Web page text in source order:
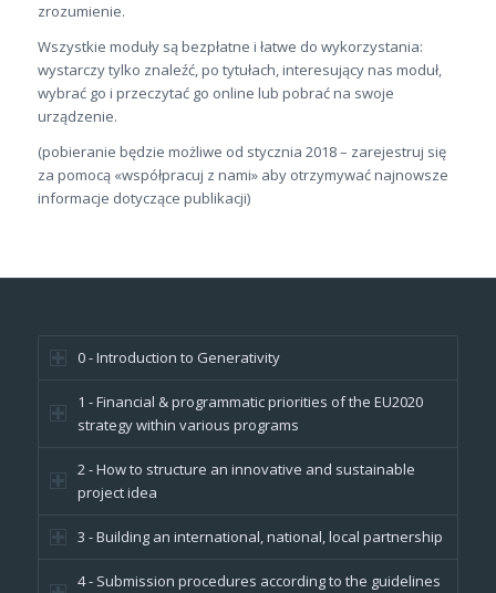
zrozumienie.
Wszystkie moduły są bezpłatne i łatwe do wykorzystania:
wystarczy tylko znaleźć, po tytułach, interesujący nas moduł,
wybrać go i przeczytać go online lub pobrać na swoje
urządzenie.
(pobieranie będzie możliwe od stycznia 2018 – zarejestruj się
za pomocą «współpracuj z nami» aby otrzymywać najnowsze
informacje dotyczące publikacji)
0 - Introduction to Generativity
1 - Financial & programmatic priorities of the EU2020
strategy within various programs
2 - How to structure an innovative and sustainable
project idea
3 - Building an international, national, local partnership
4 - Submission procedures according to the guidelines